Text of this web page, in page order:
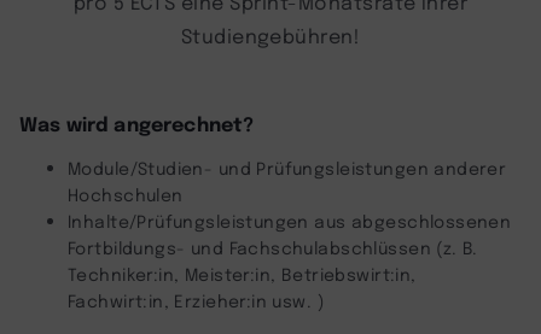
Studiengebühren!
Was wird angerechnet?
Module/Studien- und Prüfungsleistungen anderer
Hochschulen
Inhalte/Prüfungsleistungen aus abgeschlossenen
Fortbildungs- und Fachschulabschlüssen (z. B.
Techniker:in, Meister:in, Betriebswirt:in,
Fachwirt:in, Erzieher:in usw. )